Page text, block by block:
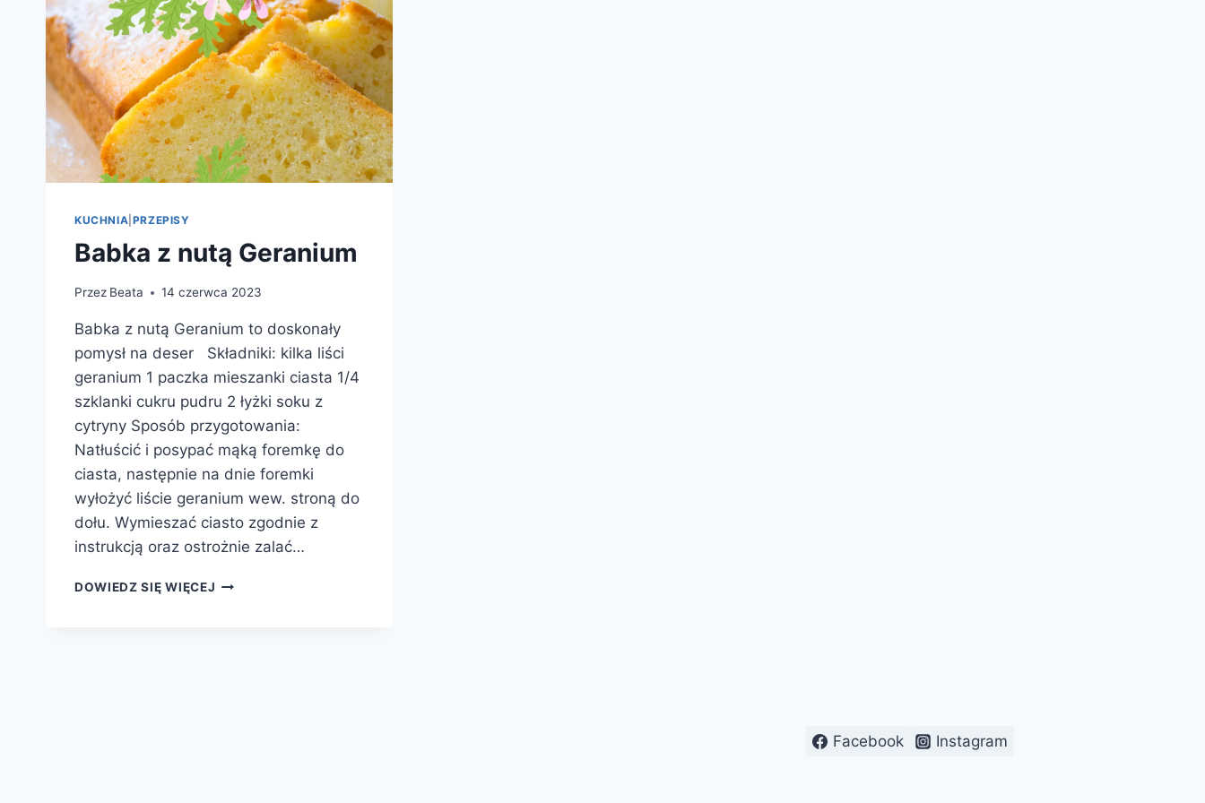
KUCHNIA PRZEPISY
Babka z nutą Geranium
Przez Beata 14 czerwca 2023
Babka z nutą Geranium to doskonały
pomysł na deser Składniki: kilka liści
geranium 1 paczka mieszanki ciasta 1/4
szklanki cukru pudru 2 łyżki soku z
cytryny Sposób przygotowania:
Natłuścić i posypać mąką foremkę do
ciasta, następnie na dnie foremki
wyłożyć liście geranium wew. stroną do
dołu. Wymieszać ciasto zgodnie z
instrukcją oraz ostrożnie zalać…
DOWIEDZ SIĘ WIĘCEJ BABKA
Facebook Instagram